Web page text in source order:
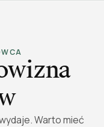
Warto mieć